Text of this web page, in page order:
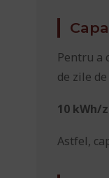
Pentru a
de zile
10 kWh/
Astfel,